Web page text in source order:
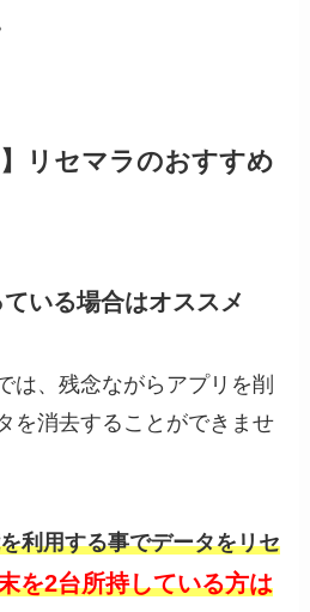
リセマラのおすすめ
いる場合はオススメ
は、残念ながらアプリを削
を消去することができませ
利用する事でデータをリセ
を2台所持している方は